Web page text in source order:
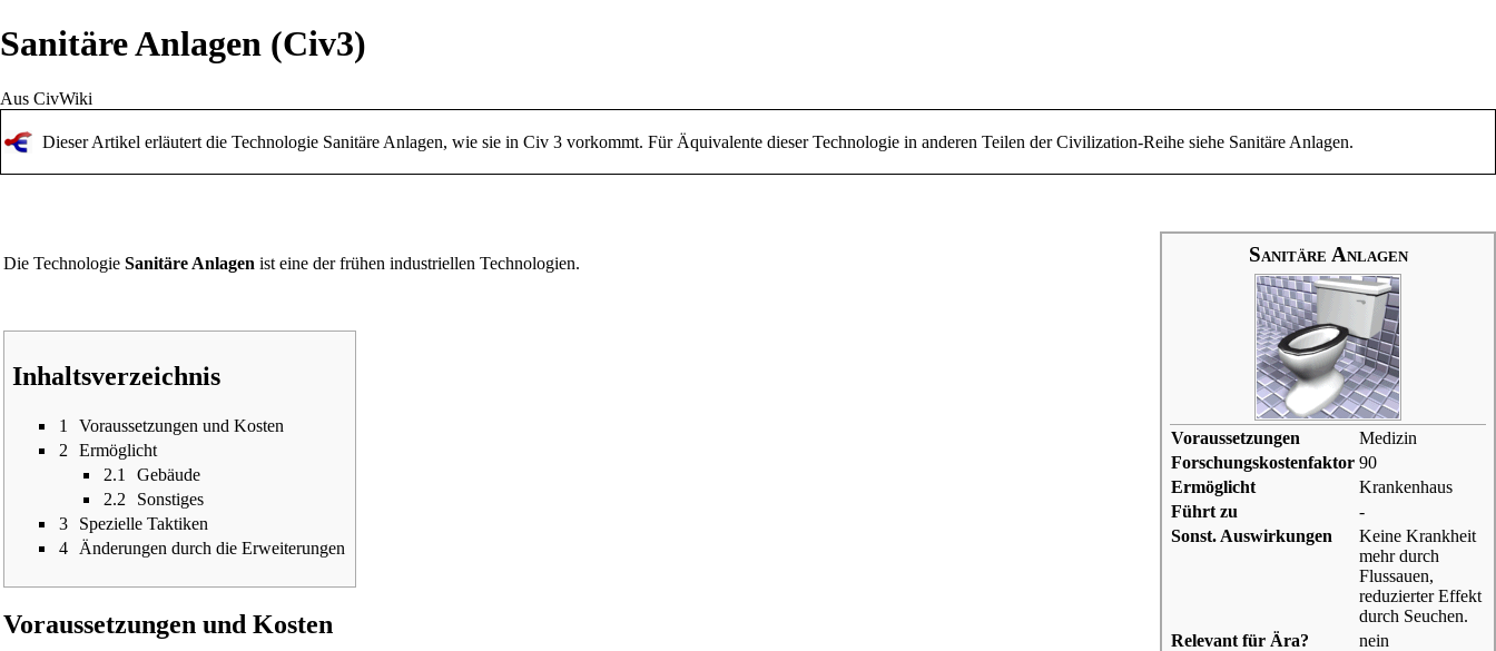
Sanitäre Anlagen (Civ3)
Aus CivWiki
Dieser Artikel erläutert die Technologie Sanitäre Anlagen, wie sie in Civ 3 vorkommt. Für Äquivalente dieser Technologie in anderen Teilen der Civilization-Reihe siehe Sanitäre Anlagen.
Sanitäre Anlagen
Voraussetzungen
Medizin
Forschungskostenfaktor 90
Ermöglicht
Krankenhaus
Führt zu
-
Sonst. Auswirkungen
Keine Krankheit
mehr durch
Flussauen,
reduzierter Effekt
durch Seuchen.
Relevant für Ära?
nein
Die Technologie Sanitäre Anlagen ist eine der frühen industriellen Technologien.
Inhaltsverzeichnis
1
Voraussetzungen und Kosten
2
Ermöglicht
2.1
Gebäude
2.2
Sonstiges
3
Spezielle Taktiken
4
Änderungen durch die Erweiterungen
Voraussetzungen und Kosten